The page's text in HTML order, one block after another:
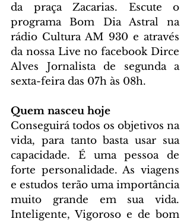
da praça Zacarias. Escute o
programa Bom Dia Astral na
rádio Cultura AM 930 e através
da nossa Live no facebook Dirce
Alves Jornalista de segunda a
sexta-feira das 07h às 08h.
Quem nasceu hoje
Conseguirá todos os objetivos na
vida, para tanto basta usar sua
capacidade. É uma pessoa de
forte personalidade. As viagens
e estudos terão uma importância
muito grande em sua vida.
Inteligente, Vigoroso e de bom